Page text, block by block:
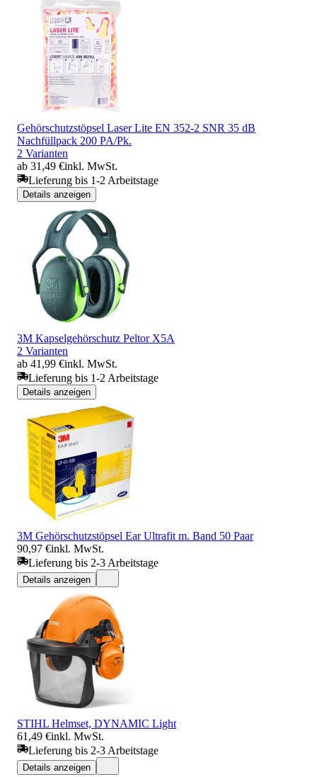
Gehörschutzstöpsel Laser Lite EN 352-2 SNR 35 dB
Nachfüllpack 200 PA/Pk.
2 Varianten
ab 31,49 €inkl. MwSt.
Lieferung bis 1-2 Arbeitstage
Details anzeigen
3M Kapselgehörschutz Peltor X5A
2 Varianten
ab 41,99 €inkl. MwSt.
Lieferung bis 1-2 Arbeitstage
Details anzeigen
3M Gehörschutzstöpsel Ear Ultrafit m. Band 50 Paar
90,97 €inkl. MwSt.
Lieferung bis 2-3 Arbeitstage
Details anzeigen
STIHL Helmset, DYNAMIC Light
61,49 €inkl. MwSt.
Lieferung bis 2-3 Arbeitstage
Details anzeigen